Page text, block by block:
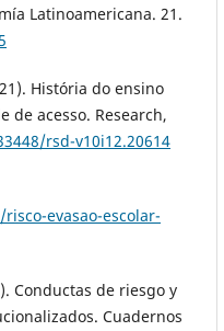
Latinoamericana. 21.
História do ensino
de acesso. Research,
rsd-v10i12.20614
evasao-escolar-
Conductas de riesgo y
Cuadernos